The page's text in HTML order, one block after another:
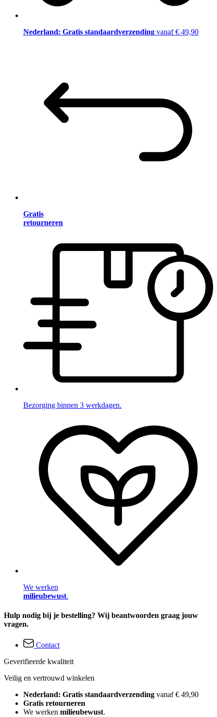
Nederland: Gratis standaardverzending vanaf € 49,90
Gratis
retourneren
Bezorging binnen 3 werkdagen.
We werken
milieubewust.
Hulp nodig bij je bestelling? Wij beantwoorden graag jouw
vragen.
Contact
Geverifieerde kwaliteit
Veilig en vertrouwd winkelen
Nederland: Gratis standaardverzending vanaf € 49,90
Gratis retourneren
We werken milieubewust.